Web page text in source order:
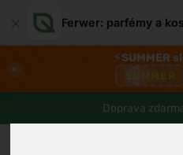
Ferwer: parfémy a
×
⚡SUMMER
Doprava